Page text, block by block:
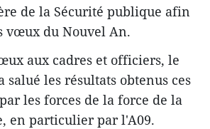
de la Sécurité publique afin
vœux du Nouvel An.
aux cadres et officiers, le
salué les résultats obtenus ces
les forces de la force de la
en particulier par l'A09.